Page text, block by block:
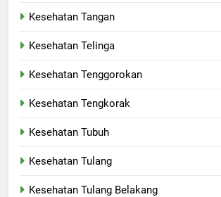
Kesehatan Tangan
Kesehatan Telinga
Kesehatan Tenggorokan
Kesehatan Tengkorak
Kesehatan Tubuh
Kesehatan Tulang
Kesehatan Tulang Belakang